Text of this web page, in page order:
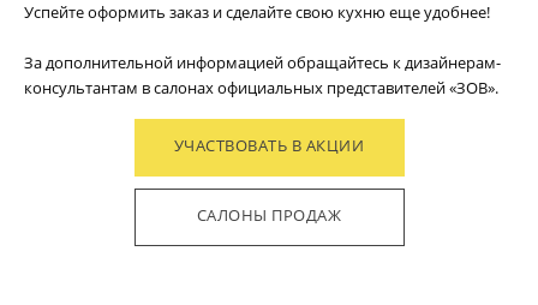
Успейте оформить заказ и сделайте свою кухню еще удобнее!
За дополнительной информацией обращайтесь к дизайнерам-
консультантам в салонах официальных представителей «ЗОВ».
УЧАСТВОВАТЬ В АКЦИИ
САЛОНЫ ПРОДАЖ